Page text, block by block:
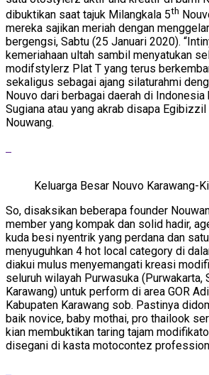
dibuktikan saat tajuk Milangkala 5th
mereka sajikan meriah dengan
bergengsi, Sabtu (25 Januari 2020).
kemeriahaan ultah sambil menyatukan
modifstylerz Plat T yang terus
sekaligus sebagai ajang silaturahmi
Nouvo dari berbagai daerah di Indonesia
Sugiana atau yang akrab disapa
Nouwang.
Keluarga Besar Nouvo Karawang-
So, disaksikan beberapa founder
member yang kompak dan solid hadir,
kuda besi nyentrik yang perdana dan
menyuguhkan 4 hot local category di
diakui mulus menyemangati kreasi
seluruh wilayah Purwasuka (Purwakarta,
Karawang) untuk perform di area GOR
Kabupaten Karawang sob. Pastinya
baik novice, baby mothai, pro thailook
kian membuktikan taring tajam
disegani di kasta motocontez